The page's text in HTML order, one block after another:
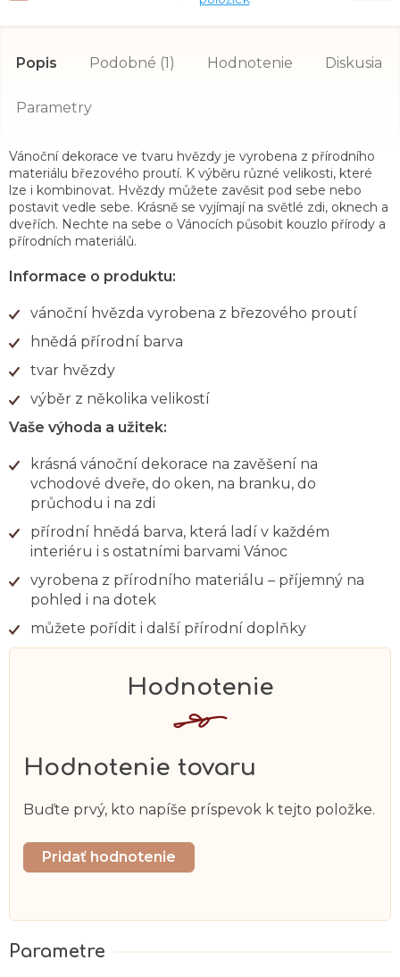
Popis Podobné (1) Hodnotenie Diskusia
Parametry
Vánoční dekorace ve tvaru hvězdy je vyrobena z přírodního
materiálu březového proutí. K výběru různé velikosti, které
lze i kombinovat. Hvězdy můžete zavěsit pod sebe nebo
postavit vedle sebe. Krásně se vyjímají na světlé zdi, oknech a
dveřích. Nechte na sebe o Vánocích působit kouzlo přírody a
přírodních materiálů.
Informace o produktu:
vánoční hvězda vyrobena z březového proutí
hnědá přírodní barva
tvar hvězdy
výběr z několika velikostí
Vaše výhoda a užitek:
krásná vánoční dekorace na zavěšení na
vchodové dveře, do oken, na branku, do
průchodu i na zdi
přírodní hnědá barva, která ladí v každém
interiéru i s ostatními barvami Vánoc
vyrobena z přírodního materiálu – příjemný na
pohled i na dotek
můžete pořídit i další přírodní doplňky
Hodnotenie tovaru
Buďte prvý, kto napíše príspevok k tejto položke.
Pridať hodnotenie